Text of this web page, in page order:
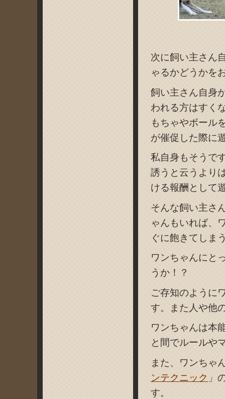
次に飼い主さん
ゃるかどうかを
飼い主さん自身
われる方はすく
もちゃやボール
が催促した際に
私自身もそうで
誘うと云うより
ける報酬として
そんな飼い主さ
ゃんもいれば、
ぐに飽きてしま
ワンちゃんにと
うか！？
ご存知のように
す。また人や他
ワンちゃんは本
と間でルールや
また、ワンちゃ
ンテクニック 」
す。